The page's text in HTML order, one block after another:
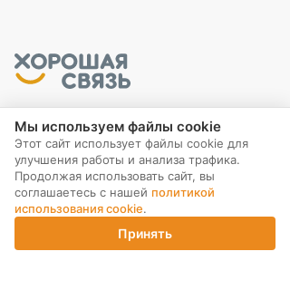
Корзина
МЫ В СОЦ. СЕТЯХ
Мы используем файлы cookie
Этот сайт использует файлы cookie для
улучшения работы и анализа трафика.
Продолжая использовать сайт, вы
соглашаетесь с нашей политикой
использования cookie.
Принять